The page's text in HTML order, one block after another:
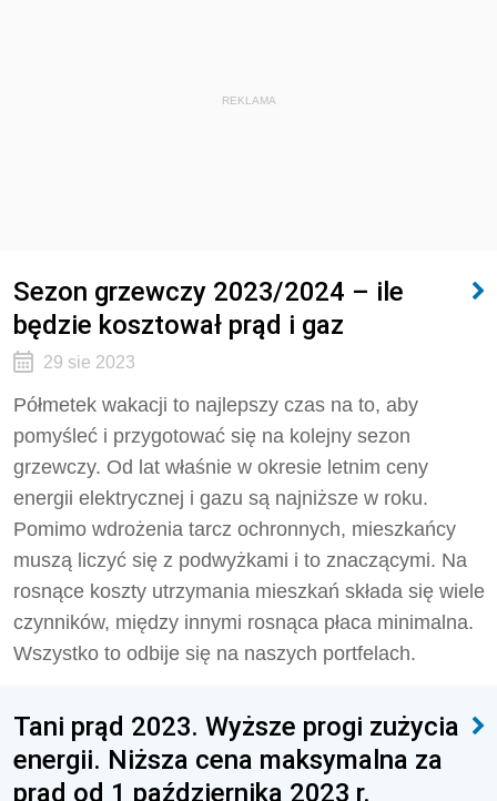
REKLAMA
Sezon grzewczy 2023/2024 – ile
będzie kosztował prąd i gaz
29 sie 2023
Półmetek wakacji to najlepszy czas na to, aby
pomyśleć i przygotować się na kolejny sezon
grzewczy. Od lat właśnie w okresie letnim ceny
energii elektrycznej i gazu są najniższe w roku.
Pomimo wdrożenia tarcz ochronnych, mieszkańcy
muszą liczyć się z podwyżkami i to znaczącymi. Na
rosnące koszty utrzymania mieszkań składa się wiele
czynników, między innymi rosnąca płaca minimalna.
Wszystko to odbije się na naszych portfelach.
Tani prąd 2023. Wyższe progi zużycia
energii. Niższa cena maksymalna za
prąd od 1 października 2023 r.